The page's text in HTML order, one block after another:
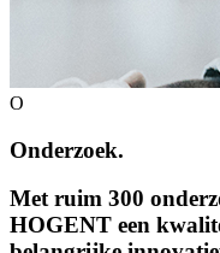
O
Onderzoek.
Met ruim 300
HOGENT een